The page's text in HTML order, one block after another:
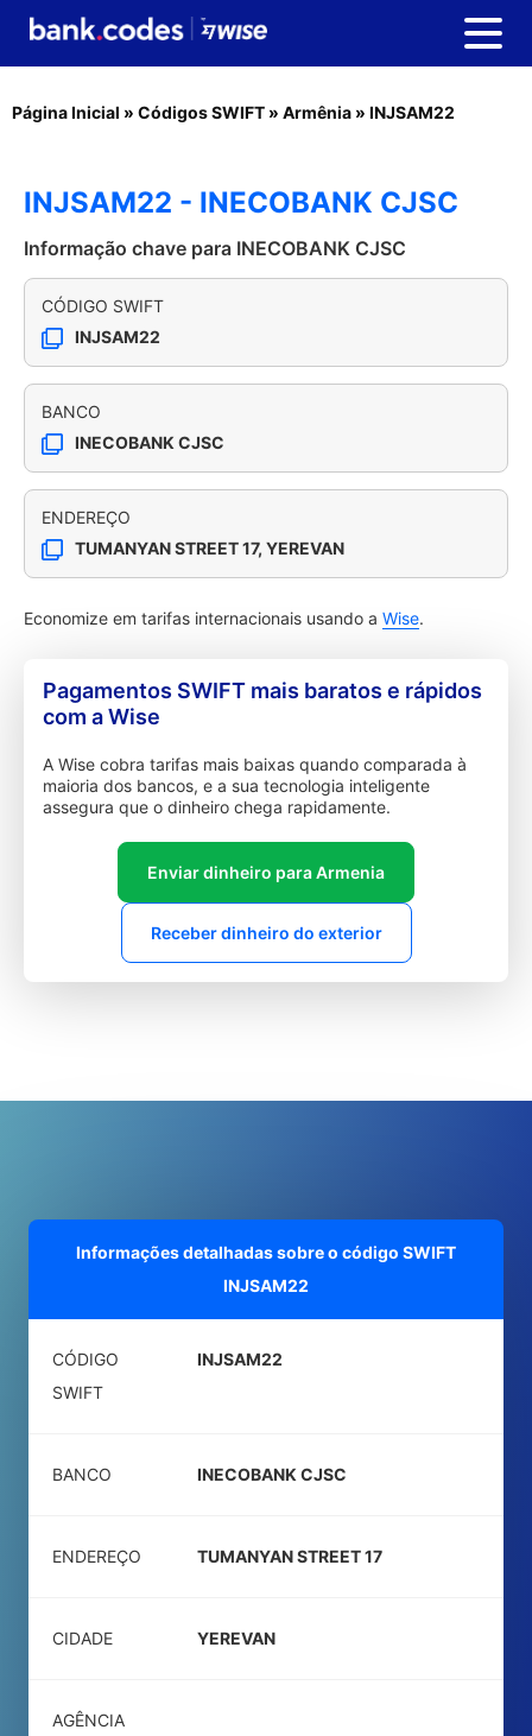
Página Inicial » Códigos SWIFT » Armênia » INJSAM22
INJSAM22 - INECOBANK CJSC
Informação chave para INECOBANK CJSC
CÓDIGO SWIFT
INJSAM22
BANCO
INECOBANK CJSC
ENDEREÇO
TUMANYAN STREET 17, YEREVAN
Economize em tarifas internacionais usando a Wise.
Pagamentos SWIFT mais baratos e rápidos
com a Wise
A Wise cobra tarifas mais baixas quando comparada à
maioria dos bancos, e a sua tecnologia inteligente
assegura que o dinheiro chega rapidamente.
Enviar dinheiro para Armenia
Receber dinheiro do exterior
Informações detalhadas sobre o código SWIFT
INJSAM22
CÓDIGO
SWIFT
INJSAM22
BANCO INECOBANK CJSC
ENDEREÇO TUMANYAN STREET 17
CIDADE YEREVAN
AGÊNCIA